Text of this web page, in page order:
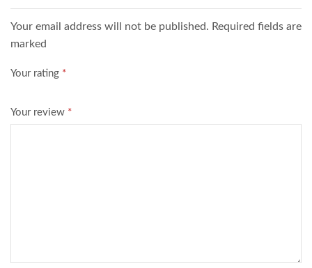
Your email address will not be published. Required fields are
marked
Your rating *
Your review *